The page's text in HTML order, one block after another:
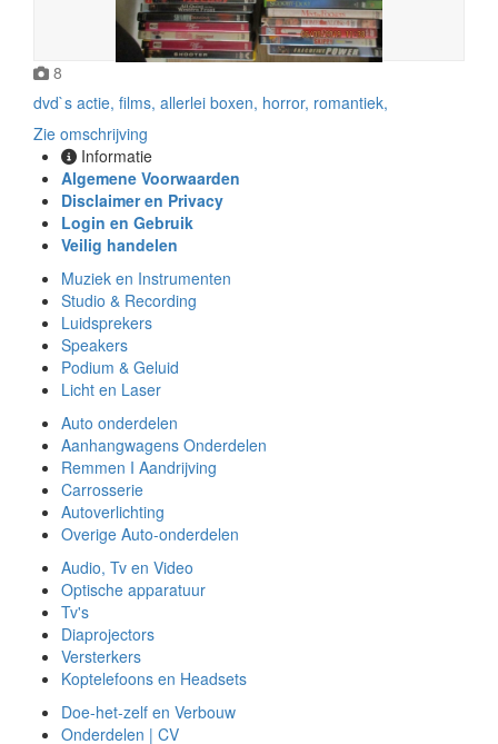
8
dvd`s actie, films, allerlei boxen, horror, romantiek,
Zie omschrijving
Informatie
Algemene Voorwaarden
Disclaimer en Privacy
Login en Gebruik
Veilig handelen
Muziek en Instrumenten
Studio & Recording
Luidsprekers
Speakers
Podium & Geluid
Licht en Laser
Auto onderdelen
Aanhangwagens Onderdelen
Remmen I Aandrijving
Carrosserie
Autoverlichting
Overige Auto-onderdelen
Audio, Tv en Video
Optische apparatuur
Tv's
Diaprojectors
Versterkers
Koptelefoons en Headsets
Doe-het-zelf en Verbouw
Onderdelen | CV